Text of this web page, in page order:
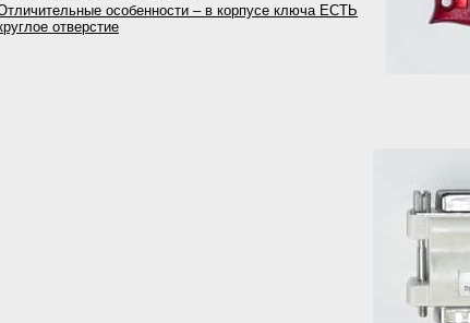
особенности – в корпусе ключа ЕСТЬ
отверстие